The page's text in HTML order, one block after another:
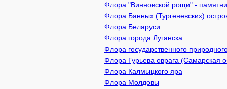
Флора "Винновской рощи" -
Флора Банных (Тургеневских)
Флора Беларуси
Флора города Луганска
Флора государственного
Флора Гурьева оврага (Самарская
Флора Калмыцкого яра
Флора Молдовы